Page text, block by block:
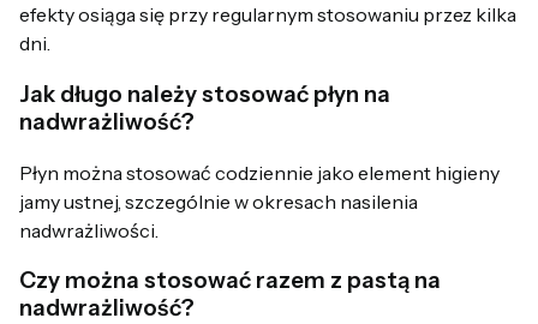
efekty osiąga się przy regularnym stosowaniu przez kilka
dni.
Jak długo należy stosować płyn na
nadwrażliwość?
Płyn można stosować codziennie jako element higieny
jamy ustnej, szczególnie w okresach nasilenia
nadwrażliwości.
Czy można stosować razem z pastą na
nadwrażliwość?